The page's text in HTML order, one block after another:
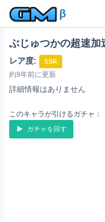
β
ぶじゅつかの超速加
レア度: SSR
約9年前に更新
詳細情報はありません
このキャラが引けるガチャ：
ガチャを回す